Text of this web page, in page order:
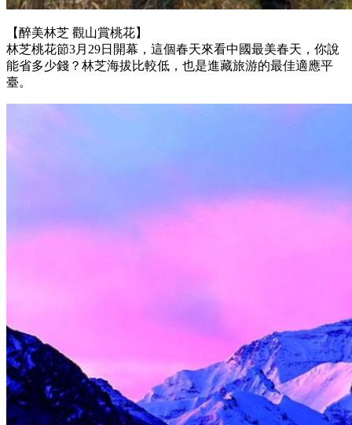
【醉美林芝 觀山賞桃花】
林芝桃花節3月29日開幕，這個春天來看中國最美春天，你說
能省多少錢？林芝海拔比較低，也是進藏旅游的最佳適應平
臺。